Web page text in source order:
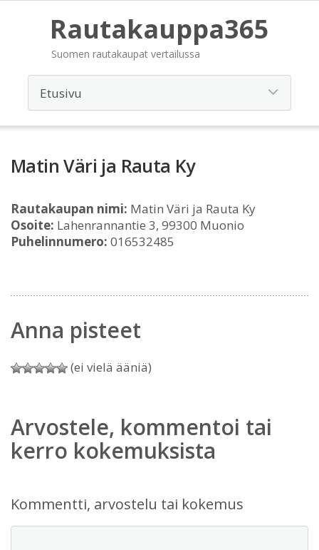
Rautakauppa365
Suomen rautakaupat vertailussa
Matin Väri ja Rauta Ky
Rautakaupan nimi: Matin Väri ja Rauta Ky
Osoite: Lahenrannantie 3, 99300 Muonio
Puhelinnumero: 016532485
Anna pisteet
(ei vielä ääniä)
Arvostele, kommentoi tai
kerro kokemuksista
Kommentti, arvostelu tai kokemus